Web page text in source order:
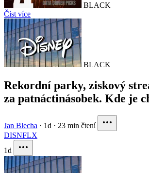
BLACK
Číst více
BLACK
Rekordní parky, ziskový
za patnáctinásobek. Kde je
Jan Blecha · 1d · 23 min čtení
DISNFLX
1d